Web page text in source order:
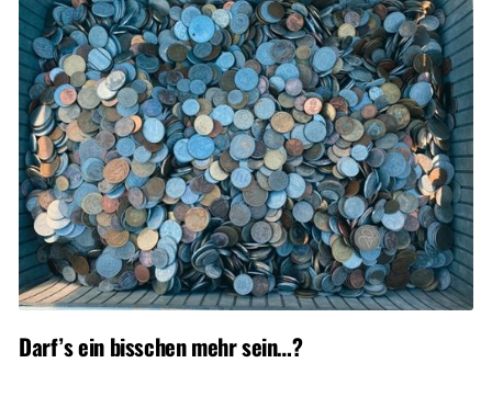
Darf’s ein bisschen mehr sein…?